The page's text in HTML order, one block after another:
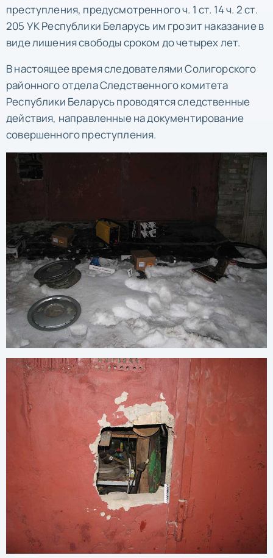
преступления, предусмотренного ч. 1 ст. 14 ч. 2 ст.
205 УК Республики Беларусь им грозит наказание в
виде лишения свободы сроком до четырех лет.
В настоящее время следователями Солигорского
районного отдела Следственного комитета
Республики Беларусь проводятся следственные
действия, направленные на документирование
совершенного преступления.